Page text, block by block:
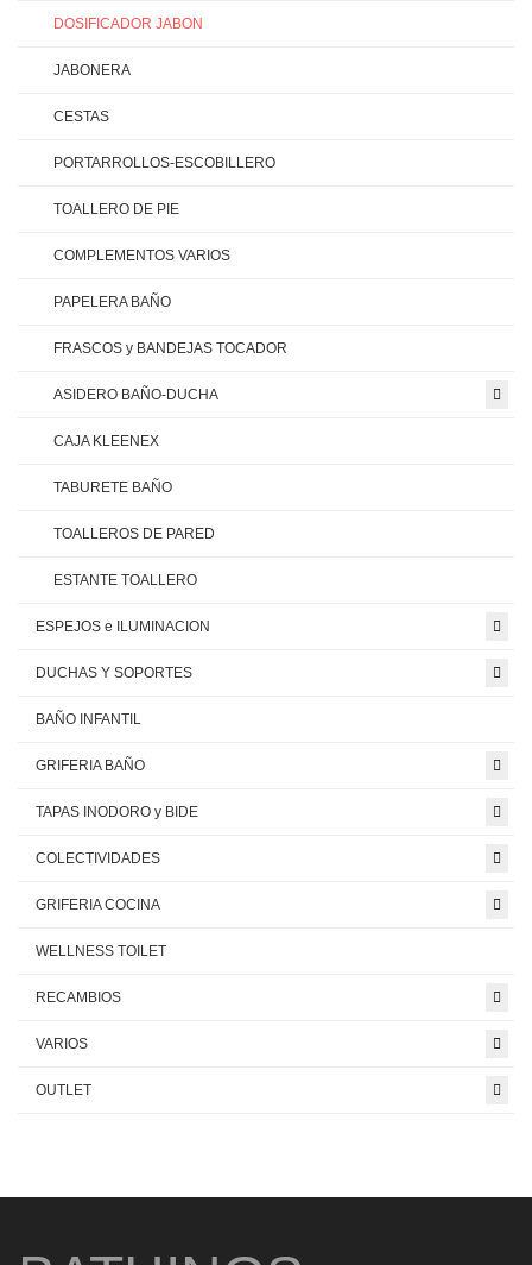
DOSIFICADOR JABON
JABONERA
CESTAS
PORTARROLLOS-ESCOBILLERO
TOALLERO DE PIE
COMPLEMENTOS VARIOS
PAPELERA BAÑO
FRASCOS y BANDEJAS TOCADOR
ASIDERO BAÑO-DUCHA
CAJA KLEENEX
TABURETE BAÑO
TOALLEROS DE PARED
ESTANTE TOALLERO
ESPEJOS e ILUMINACION
DUCHAS Y SOPORTES
BAÑO INFANTIL
GRIFERIA BAÑO
TAPAS INODORO y BIDE
COLECTIVIDADES
GRIFERIA COCINA
WELLNESS TOILET
RECAMBIOS
VARIOS
OUTLET